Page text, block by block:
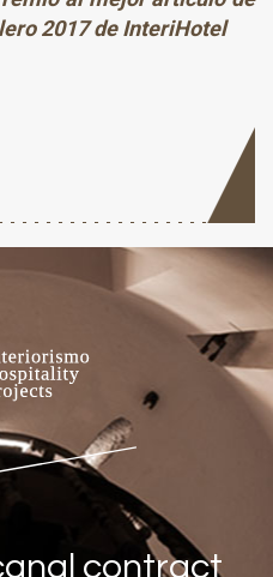
2017 deInteriHotel
contract